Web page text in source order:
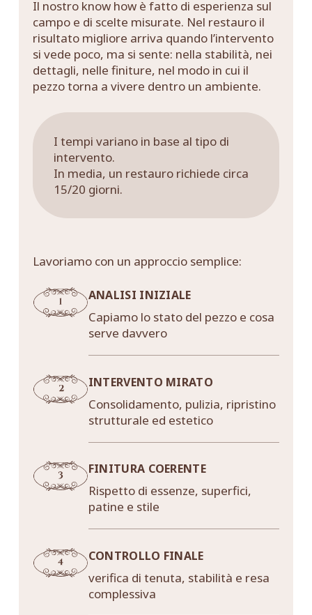
Il nostro know how è fatto di esperienza sul
campo e di scelte misurate. Nel restauro il
risultato migliore arriva quando l’intervento
si vede poco, ma si sente: nella stabilità, nei
dettagli, nelle finiture, nel modo in cui il
pezzo torna a vivere dentro un ambiente.
I tempi variano in base al tipo di
intervento.
In media, un restauro richiede circa
15/20 giorni.
Lavoriamo con un approccio semplice:
ANALISI INIZIALE
Capiamo lo stato del pezzo e cosa
serve davvero
INTERVENTO MIRATO
Consolidamento, pulizia, ripristino
strutturale ed estetico
FINITURA COERENTE
Rispetto di essenze, superfici,
patine e stile
CONTROLLO FINALE
verifica di tenuta, stabilità e resa
complessiva